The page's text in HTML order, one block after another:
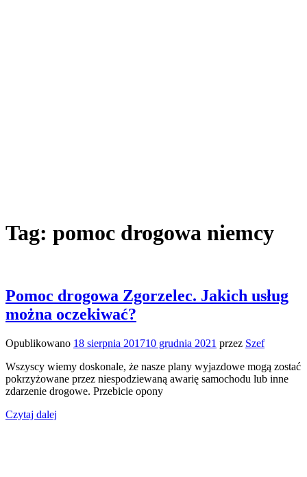
Tag: pomoc drogowa niemcy
Pomoc drogowa Zgorzelec. Jakich usług
można oczekiwać?
Opublikowano 18 sierpnia 201710 grudnia 2021 przez Szef
Wszyscy wiemy doskonale, że nasze plany wyjazdowe mogą zostać
pokrzyżowane przez niespodziewaną awarię samochodu lub inne
zdarzenie drogowe. Przebicie opony
Czytaj dalej